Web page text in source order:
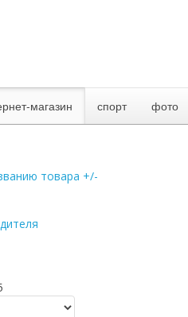
магазин спорт фото
товара +/-